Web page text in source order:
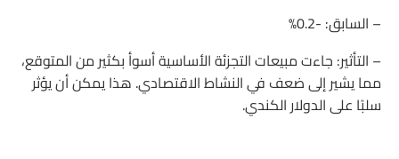
– السابق: -0.2%
– التأثير: جاءت مبيعات التجزئة الأساسية أسوأ بكثير من المتوقع،
مما يشير إلى ضعف في النشاط الاقتصادي. هذا يمكن أن يؤثر
سلبًا على الدولار الكندي.